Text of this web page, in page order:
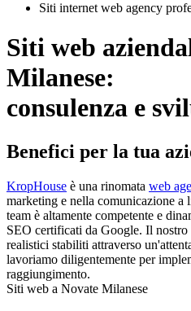
Siti internet web agency
Siti web
Milanese:
consulenza e
Benefici per la tua
KropHouse è una rinomata web
marketing e nella comunicazione
team è altamente competente e
SEO certificati da Google. Il
realistici stabiliti attraverso
lavoriamo diligentemente per
raggiungimento.
Siti web a Novate Milanese